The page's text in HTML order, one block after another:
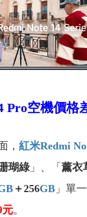
Pro空機價格
紅米Redmi
瑚綠」、「 薰衣
＋256GB 」單
元。